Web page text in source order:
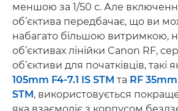
меншою за 1/50 с. Але включення
об’єктива передбачає, що ви
набагато більшою витримкою,
об’єктивах лінійки Canon RF,
об’єктиви для початківців, такі
105mm F4-7.1 IS STM та RF
STM, використовується
яка взаємодіє з корпусом